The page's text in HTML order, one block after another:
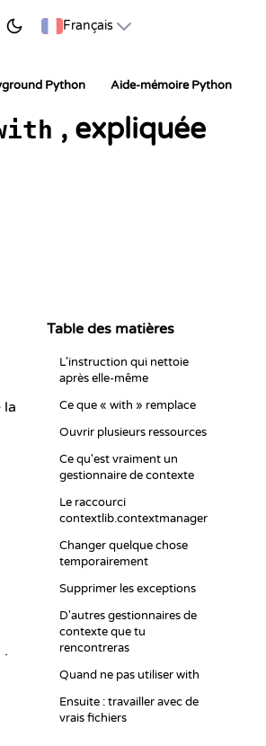
Français
Python Aide-mémoire Python
, expliquée
la
.
Table des matières
L'instruction qui nettoie
après elle-même
Ce que « with » remplace
Ouvrir plusieurs ressources
Ce qu'est vraiment un
gestionnaire de contexte
Le raccourci
contextlib.contextmanager
Changer quelque chose
temporairement
Supprimer les exceptions
D'autres gestionnaires de
contexte que tu
rencontreras
Quand ne pas utiliser with
Ensuite : travailler avec de
vrais fichiers